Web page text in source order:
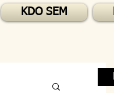
KDO SEM